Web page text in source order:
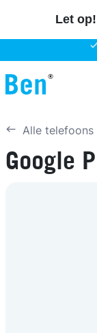
Let
Alle telefoons
Google